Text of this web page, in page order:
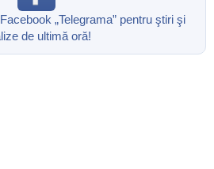
„Telegrama” pentru ştiri şi
de ultimă oră!